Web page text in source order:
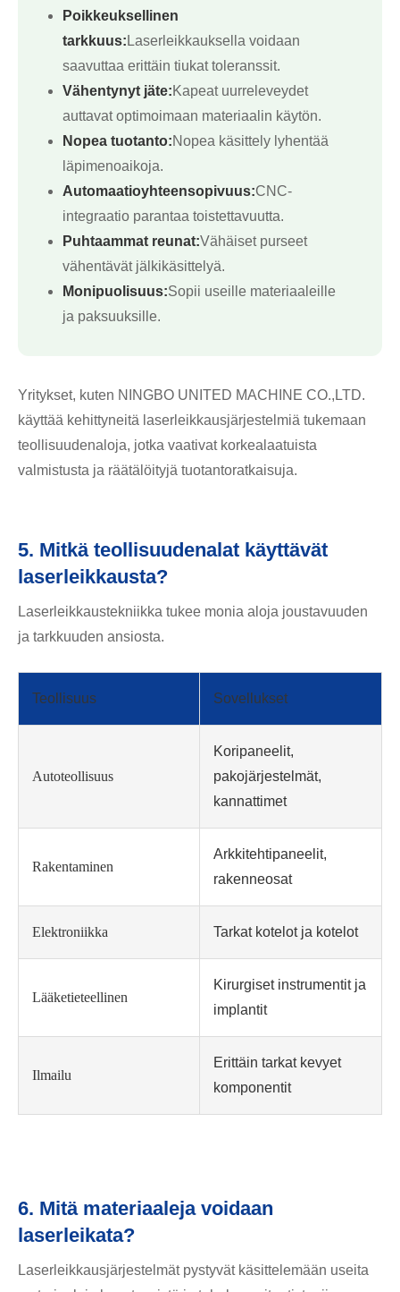
Poikkeuksellinen
tarkkuus: Laserleikkauksella voidaan
saavuttaa erittäin tiukat toleranssit.
Vähentynyt jäte:Kapeat uurreleveydet
auttavat optimoimaan materiaalin käytön.
Nopea tuotanto:Nopea käsittely lyhentää
läpimenoaikoja.
Automaatioyhteensopivuus:CNC-
integraatio parantaa toistettavuutta.
Puhtaammat reunat:Vähäiset purseet
vähentävät jälkikäsittelyä.
Monipuolisuus:Sopii useille materiaaleille
ja paksuuksille.
Yritykset, kuten NINGBO UNITED MACHINE CO.,LTD.
käyttää kehittyneitä laserleikkausjärjestelmiä tukemaan
teollisuudenaloja, jotka vaativat korkealaatuista
valmistusta ja räätälöityjä tuotantoratkaisuja.
5. Mitkä teollisuudenalat käyttävät
laserleikkausta?
Laserleikkaustekniikka tukee monia aloja joustavuuden
ja tarkkuuden ansiosta.
Teollisuus Sovellukset
Autoteollisuus
Koripaneelit,
pakojärjestelmät,
kannattimet
Rakentaminen
Arkkitehtipaneelit,
rakenneosat
Elektroniikka Tarkat kotelot ja kotelot
Lääketieteellinen
Kirurgiset instrumentit ja
implantit
Ilmailu
Erittäin tarkat kevyet
komponentit
6. Mitä materiaaleja voidaan
laserleikata?
Laserleikkausjärjestelmät pystyvät käsittelemään useita